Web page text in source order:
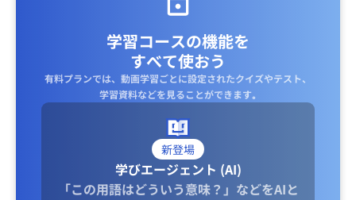
学習コースの機能を
すべて使おう
有料プランでは、動画学習ごとに設定されたクイズやテスト、
学習資料などを見ることができます｡
新登場
学びエージェント (AI)
「この用語はどういう意味？」などをAIと